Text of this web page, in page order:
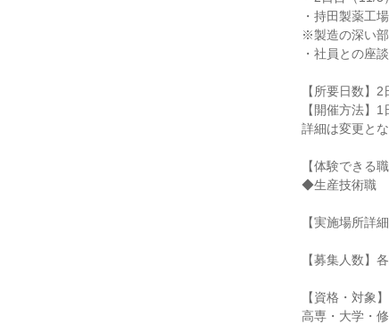
・持田製薬工
※製造の深い
・社員との座
【所要日数】2
【開催方法】
詳細は変更と
【体験できる職
◆生産技術職
【実施場所詳
【募集人数】
【資格・対象】
高専・大学・